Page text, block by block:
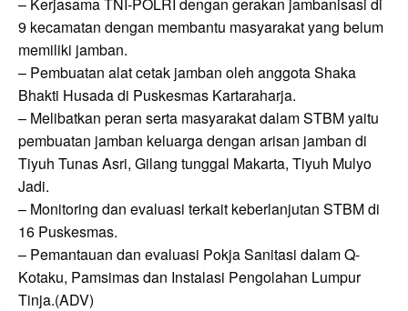
9 kecamatan dengan membantu masyarakat yang belum
memiliki jamban.
– Pembuatan alat cetak jamban oleh anggota Shaka
Bhakti Husada di Puskesmas Kartaraharja.
– Melibatkan peran serta masyarakat dalam STBM yaitu
pembuatan jamban keluarga dengan arisan jamban di
Tiyuh Tunas Asri, Gilang tunggal Makarta, Tiyuh Mulyo
Jadi.
– Monitoring dan evaluasi terkait keberlanjutan STBM di
16 Puskesmas.
– Pemantauan dan evaluasi Pokja Sanitasi dalam Q-
Kotaku, Pamsimas dan Instalasi Pengolahan Lumpur
Tinja.(ADV)